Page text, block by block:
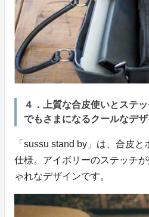
４．上質な合皮使いとステ
でもさまになるクールなデザ
「sussu stand by」は、合皮
仕様。アイボリーのステッチ
ゃれなデザインです。